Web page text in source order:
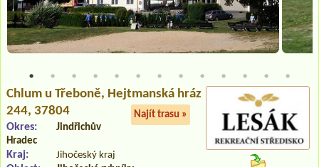
Chlum u Třeboně, Hejtmanská hráz
244, 37804
Najít trasu »
Okres:
Jindřichův
Hradec
Kraj: Jihočeský kraj